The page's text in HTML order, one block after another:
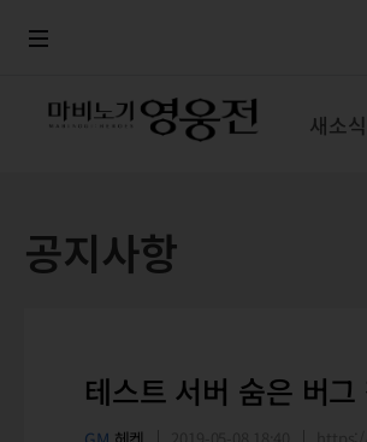
새소식
공지사항
테스트 서버 숨은 버